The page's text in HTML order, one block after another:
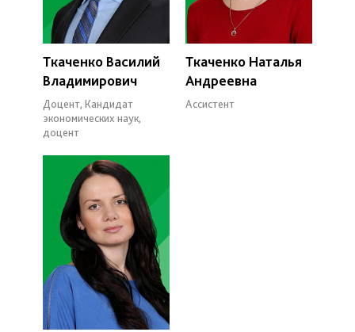
Ткаченко Василий
Владимирович
Доцент, Кандидат
экономических наук,
доцент
Ткаченко Наталья
Андреевна
Ассистент